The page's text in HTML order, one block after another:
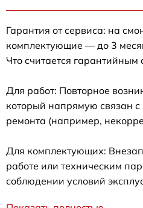
Гарантия от сервиса: на
комплектующие — до 3
Что считается гарантийным
Для работ: Повторное
который напрямую связан с
ремонта (например,
Для комплектующих:
работе или техническим
соблюдении условий